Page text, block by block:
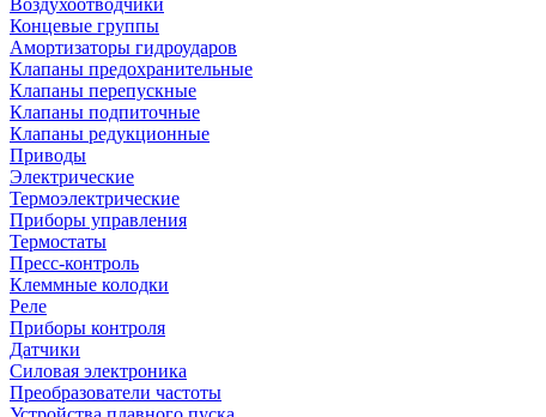
Воздухоотводчики
Концевые группы
Амортизаторы гидроударов
Клапаны предохранительные
Клапаны перепускные
Клапаны подпиточные
Клапаны редукционные
Приводы
Электрические
Термоэлектрические
Приборы управления
Термостаты
Пресс-контроль
Клеммные колодки
Реле
Приборы контроля
Датчики
Силовая электроника
Преобразователи частоты